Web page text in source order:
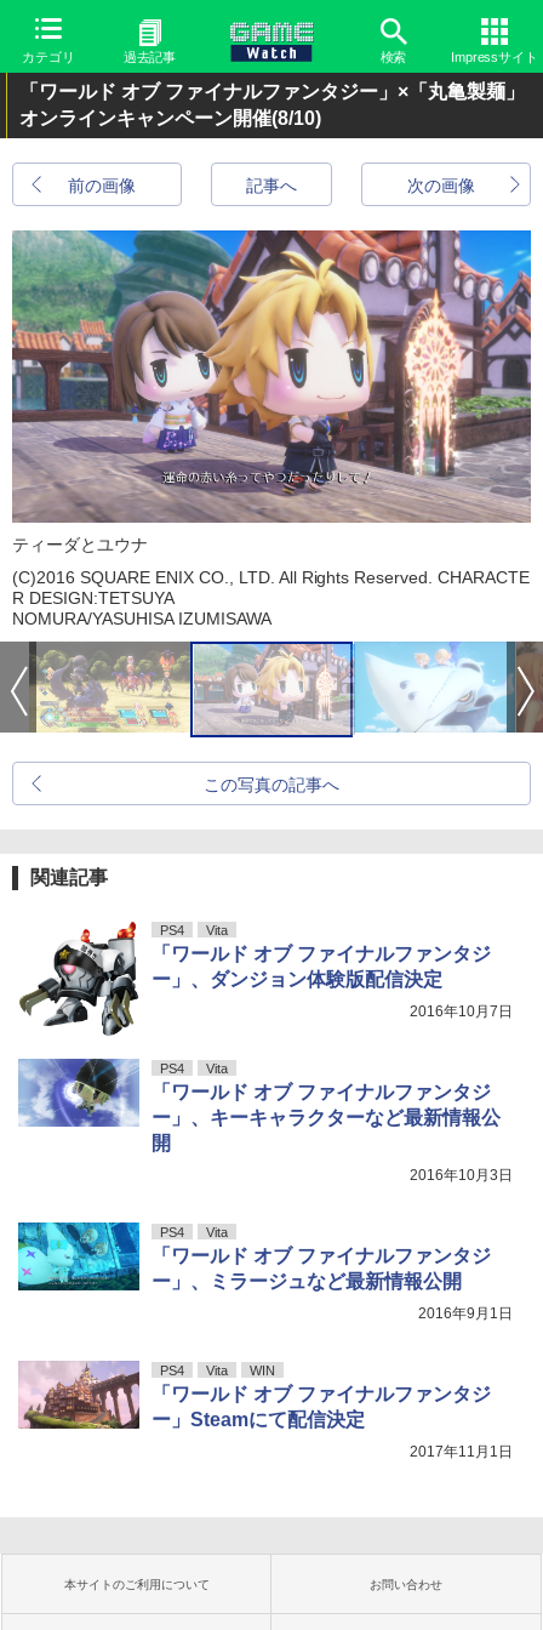
カテゴリ 過去記事 検索 Impressサイト
「ワールド オブ ファイナルファンタジー」×「丸亀製麺」
オンラインキャンペーン開催(8/10)
前の画像 次の画像
記事へ
ティーダとユウナ
(C)2016 SQUARE ENIX CO., LTD. All Rights Reserved. CHARACTE
R DESIGN:TETSUYA
NOMURA/YASUHISA IZUMISAWA
この写真の記事へ
関連記事
PS4 Vita
「ワールド オブ ファイナルファンタジ
ー」、ダンジョン体験版配信決定
2016年10月7日
PS4 Vita
「ワールド オブ ファイナルファンタジ
ー」、キーキャラクターなど最新情報公
開
2016年10月3日
PS4 Vita
「ワールド オブ ファイナルファンタジ
ー」、ミラージュなど最新情報公開
2016年9月1日
PS4 Vita WIN
「ワールド オブ ファイナルファンタジ
ー」Steamにて配信決定
2017年11月1日
本サイトのご利用について お問い合わせ